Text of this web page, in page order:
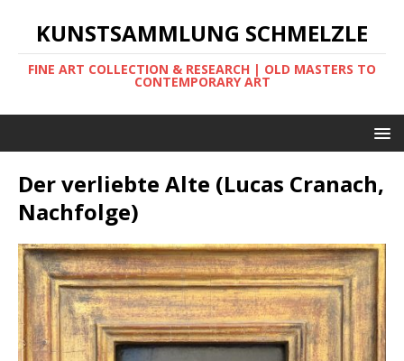
KUNSTSAMMLUNG SCHMELZLE
FINE ART COLLECTION & RESEARCH | OLD MASTERS TO
CONTEMPORARY ART
Der verliebte Alte (Lucas Cranach,
Nachfolge)